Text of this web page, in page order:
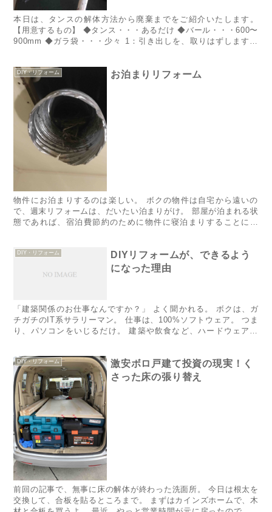
本日は、タンスの解体方法から廃棄までをご紹介いたします。
【用意するもの】 ◆タンス・・・あるだけ ◆バール・・・600〜
900mm ◆ガラ袋・・・少々 1：引き出しを、取りはずします。
DIY・リフォーム お泊まりリフォーム
物件にお泊まりするのは楽しい。 ボクの物件は自宅から遠いの
で、週末リフォームは、だいたい泊まりがけ。 部屋が泊まれる状
態であれば、宿泊費節約のために物件に寝泊まりすることにな
DIY・リフォーム
DIYリフォームが、できるよう
になった理由
「建築関係のお仕事なんですか？」 よく聞かれる。 ボクは、ガ
チガチのIT系サラリーマン。 仕事は、100%ソフトウェア。 つま
り、パソコンをいじるだけ。 建築や飲食など、ハードウェア系
DIY・リフォーム
激安ボロ戸建て投資の現実！く
さった床の張り替え
​​​​前回の記事​で、無事に床の解体が終わった洗面所。 今日は根太を
交換して、合板を貼るところまで。 まずはカインズホームで、木